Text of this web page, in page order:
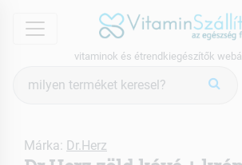
menu
vitaminok és étrendkiegészítők
keresés
Márka: Dr.Herz